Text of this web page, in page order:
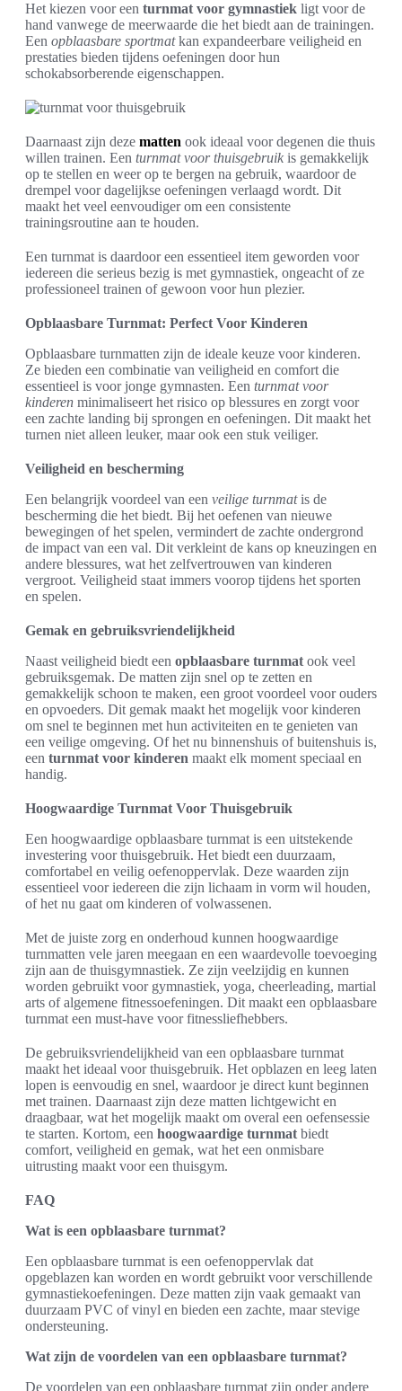
Het kiezen voor een turnmat voor gymnastiek ligt voor de
hand vanwege de meerwaarde die het biedt aan de trainingen.
Een opblaasbare sportmatkan expandeerbare veiligheid en
prestaties bieden tijdens oefeningen door hun
schokabsorberende eigenschappen.
Daarnaast zijn deze matten ook ideaal voor degenen die thuis
willen trainen. Een turnmat voor thuisgebruik is gemakkelijk
op te stellen en weer op te bergen na gebruik, waardoor de
drempel voor dagelijkse oefeningen verlaagd wordt. Dit
maakt het veel eenvoudiger om een consistente
trainingsroutine aan te houden.
Een turnmat is daardoor een essentieel item geworden voor
iedereen die serieus bezig is met gymnastiek, ongeacht of ze
professioneel trainen of gewoon voor hun plezier.
Opblaasbare Turnmat: Perfect Voor Kinderen
Opblaasbare turnmatten zijn de ideale keuze voor kinderen.
Ze bieden een combinatie van veiligheid en comfort die
essentieel is voor jonge gymnasten. Een turnmat voor
kinderen minimaliseert het risico op blessures en zorgt voor
een zachte landing bij sprongen en oefeningen. Dit maakt het
turnen niet alleen leuker, maar ook een stuk veiliger.
Veiligheid en bescherming
Een belangrijk voordeel van een veilige turnmatis de
bescherming die het biedt. Bij het oefenen van nieuwe
bewegingen of het spelen, vermindert de zachte ondergrond
de impact van een val. Dit verkleint de kans op kneuzingen en
andere blessures, wat het zelfvertrouwen van kinderen
vergroot. Veiligheid staat immers voorop tijdens het sporten
en spelen.
Gemak en gebruiksvriendelijkheid
Naast veiligheid biedt een opblaasbare turnmat ook veel
gebruiksgemak. De matten zijn snel op te zetten en
gemakkelijk schoon te maken, een groot voordeel voor ouders
en opvoeders. Dit gemak maakt het mogelijk voor kinderen
om snel te beginnen met hun activiteiten en te genieten van
een veilige omgeving. Of het nu binnenshuis of buitenshuis is,
een turnmat voor kinderen maakt elk moment speciaal en
handig.
Hoogwaardige Turnmat Voor Thuisgebruik
Een hoogwaardige opblaasbare turnmat is een uitstekende
investering voor thuisgebruik. Het biedt een duurzaam,
comfortabel en veilig oefenoppervlak. Deze waarden zijn
essentieel voor iedereen die zijn lichaam in vorm wil houden,
of het nu gaat om kinderen of volwassenen.
Met de juiste zorg en onderhoud kunnen hoogwaardige
turnmatten vele jaren meegaan en een waardevolle toevoeging
zijn aan de thuisgymnastiek. Ze zijn veelzijdig en kunnen
worden gebruikt voor gymnastiek, yoga, cheerleading, martial
arts of algemene fitnessoefeningen. Dit maakt een opblaasbare
turnmat een must-have voor fitnessliefhebbers.
De gebruiksvriendelijkheid van een opblaasbare turnmat
maakt het ideaal voor thuisgebruik. Het opblazen en leeg laten
lopen is eenvoudig en snel, waardoor je direct kunt beginnen
met trainen. Daarnaast zijn deze matten lichtgewicht en
draagbaar, wat het mogelijk maakt om overal een oefensessie
te starten. Kortom, een hoogwaardige turnmat biedt
comfort, veiligheid en gemak, wat het een onmisbare
uitrusting maakt voor een thuisgym.
FAQ
Wat is een opblaasbare turnmat?
Een opblaasbare turnmat is een oefenoppervlak dat
opgeblazen kan worden en wordt gebruikt voor verschillende
gymnastiekoefeningen. Deze matten zijn vaak gemaakt van
duurzaam PVC of vinyl en bieden een zachte, maar stevige
ondersteuning.
Wat zijn de voordelen van een opblaasbare turnmat?
De voordelen van een opblaasbare turnmat zijn onder andere